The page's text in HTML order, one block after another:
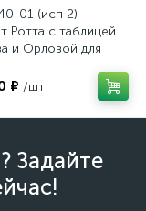
01 (исп 2)
Ротта с таблицей
и Орловой для
₽ /шт
Задайте